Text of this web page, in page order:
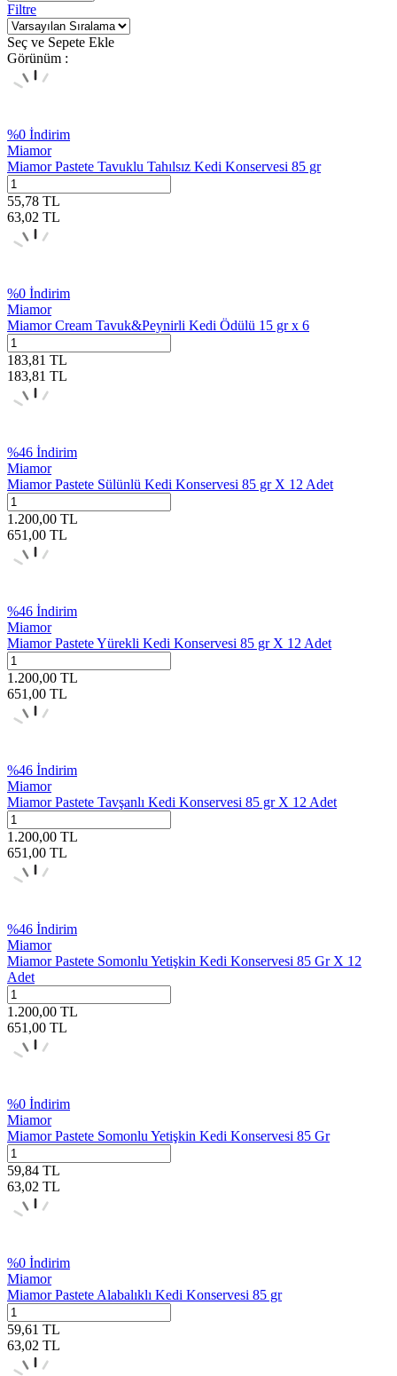
Filtre
Seç ve Sepete Ekle
Görünüm :
%0 İndirim
Miamor
Miamor Pastete Tavuklu Tahılsız Kedi Konservesi 85 gr
55,78 TL
63,02 TL
%0 İndirim
Miamor
Miamor Cream Tavuk&Peynirli Kedi Ödülü 15 gr x 6
183,81 TL
183,81 TL
%46 İndirim
Miamor
Miamor Pastete Sülünlü Kedi Konservesi 85 gr X 12 Adet
1.200,00 TL
651,00 TL
%46 İndirim
Miamor
Miamor Pastete Yürekli Kedi Konservesi 85 gr X 12 Adet
1.200,00 TL
651,00 TL
%46 İndirim
Miamor
Miamor Pastete Tavşanlı Kedi Konservesi 85 gr X 12 Adet
1.200,00 TL
651,00 TL
%46 İndirim
Miamor
Miamor Pastete Somonlu Yetişkin Kedi Konservesi 85 Gr X 12
Adet
1.200,00 TL
651,00 TL
%0 İndirim
Miamor
Miamor Pastete Somonlu Yetişkin Kedi Konservesi 85 Gr
59,84 TL
63,02 TL
%0 İndirim
Miamor
Miamor Pastete Alabalıklı Kedi Konservesi 85 gr
59,61 TL
63,02 TL